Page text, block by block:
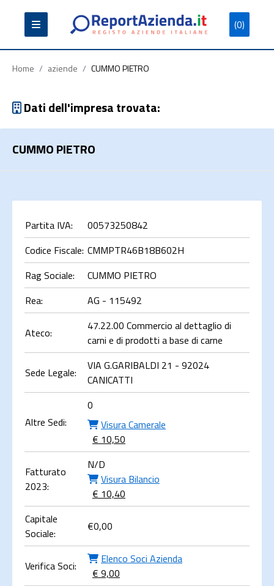
(0)
Partita
Iva
Codice
Fiscale
Ragione
Sociale
Cerca
Home / aziende / CUMMO PIETRO
Dati dell'impresa trovata:
CUMMO PIETRO
Partita IVA:
00573250842
Codice Fiscale: CMMPTR46B18B602H
Rag Sociale:
CUMMO PIETRO
Rea:
AG - 115492
Ateco:
47.22.00 Commercio al dettaglio di
carni e di prodotti a base di carne
Sede Legale:
VIA G.GARIBALDI 21 - 92024
CANICATTI
Altre Sedi:
0
Visura Camerale
€ 10,50
Fatturato
2023:
N/D
Visura Bilancio
€ 10,40
Capitale
Sociale:
€0,00
Verifica Soci:
Elenco Soci Azienda
€ 9,00